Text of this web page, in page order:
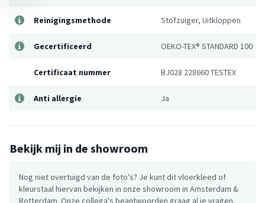
Reinigingsmethode Stofzuiger, Uitkloppen
Gecertificeerd OEKO-TEX® STANDARD 100
Certificaat nummer BJ028 228660 TESTEX
Anti allergie Ja
Bekijk mij in de showroom
Nog niet overtuigd van de foto’s? Je kunt dit vloerkleed of
kleurstaal hiervan bekijken in onze showroom in Amsterdam &
Rotterdam. Onze collega's beantwoorden graag al je vragen.